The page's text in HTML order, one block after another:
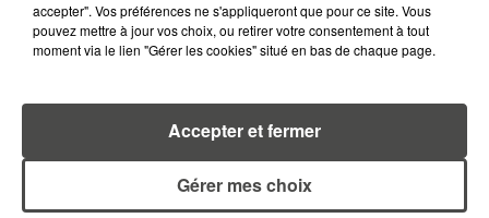
RETROUVEZ TOUTE L'ACTU DE LA RÉGION ET
RECEVEZ LES ALERTES INFOS DE LA RÉDACTION
RCA
accepter". Vos préférences ne s'appliqueront que pour ce site. Vous
pouvez mettre à jour vos choix, ou retirer votre consentement à tout
moment via le lien "Gérer les cookies" situé en bas de chaque page.
Gérer mes choix
Accepter et fermer